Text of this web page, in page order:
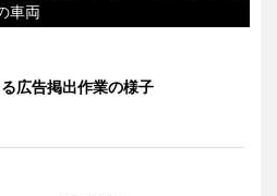
車両
広告掲出作業の様子